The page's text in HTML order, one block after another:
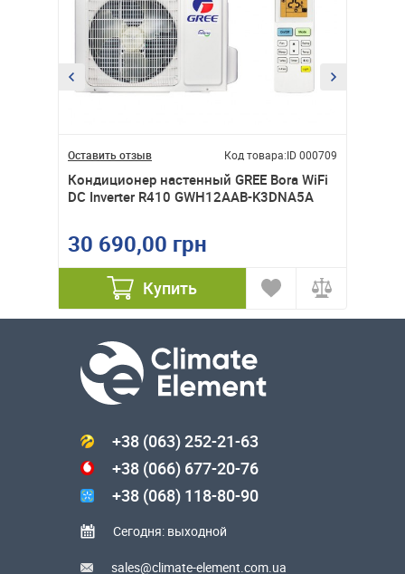
Оставить отзыв Код товара:ID 000709
Кондиционер настенный GREE Bora WiFi
DC Inverter R410 GWH12AAB-K3DNA5A
30 690,00 грн
Купить
+38 (063) 252-21-63
+38 (066) 677-20-76
+38 (068) 118-80-90
Сегодня: выходной
sales@climate-element.com.ua